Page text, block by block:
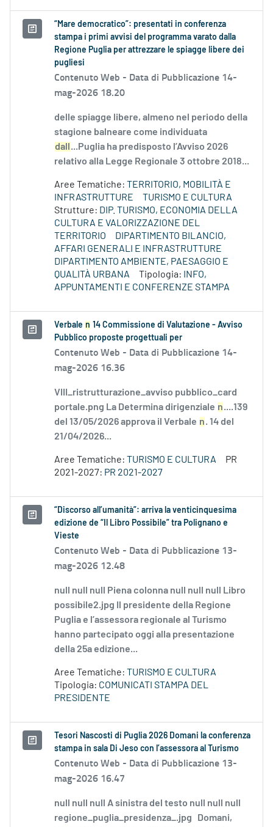
“Mare democratico”: presentati in conferenza
stampa i primi avvisi del programma varato dalla
Regione Puglia per attrezzare le spiagge libere dei
pugliesi
Contenuto Web - Data di Pubblicazione 14-
mag-2026 18.20
delle spiagge libere, almeno nel periodo della
stagione balneare come individuata
dall
...Puglia ha predisposto l’Avviso 2026
relativo alla Legge Regionale 3 ottobre 2018...
Aree Tematiche: TERRITORIO, MOBILITÀ E
INFRASTRUTTURE
TURISMO E CULTURA
Strutture: DIP. TURISMO, ECONOMIA DELLA
CULTURA E VALORIZZAZIONE DEL
TERRITORIO
DIPARTIMENTO BILANCIO,
AFFARI GENERALI E INFRASTRUTTURE
DIPARTIMENTO AMBIENTE, PAESAGGIO E
QUALITÀ URBANA
Tipologia:
INFO,
APPUNTAMENTI E CONFERENZE STAMPA
Verbale n 14 Commissione di Valutazione - Avviso
Pubblico proposte progettuali per
Contenuto Web - Data di Pubblicazione 14-
mag-2026 16.36
VIII_ristrutturazione_avviso pubblico_card
portale.png La Determina dirigenziale n....139
del 13/05/2026 approva il Verbale n. 14 del
21/04/2026...
Aree Tematiche: TURISMO E CULTURA
PR
2021-2027: PR 2021-2027
“Discorso all’umanità”: arriva la venticinquesima
edizione de “Il Libro Possibile” tra Polignano e
Vieste
Contenuto Web - Data di Pubblicazione 13-
mag-2026 12.48
null null null Piena colonna null null null Libro
possibile2.jpg Il presidente della Regione
Puglia e l’assessora regionale al Turismo
hanno partecipato oggi alla presentazione
della 25a edizione...
Aree Tematiche: TURISMO E CULTURA
Tipologia: COMUNICATI STAMPA DEL
PRESIDENTE
Tesori Nascosti di Puglia 2026 Domani la conferenza
stampa in sala Di Jeso con l’assessora al Turismo
Contenuto Web - Data di Pubblicazione 13-
mag-2026 16.47
null null null A sinistra del testo null null null
regione_puglia_presidenza_.jpg Domani,